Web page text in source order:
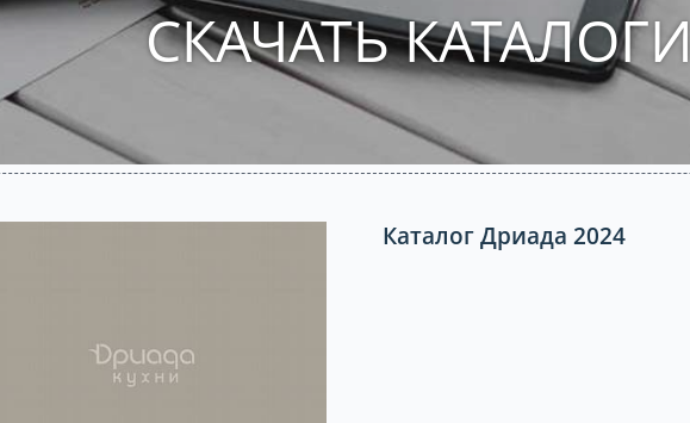
СКАЧАТЬ КАТАЛОГИ
Каталог Дриада 2024